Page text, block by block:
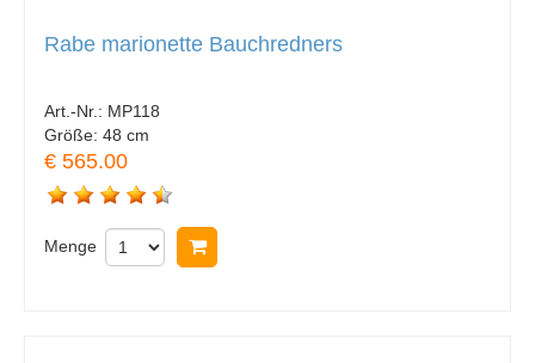
Rabe marionette Bauchredners
Art.-Nr.: MP118
Größe: 48 cm
€ 565.00
Menge